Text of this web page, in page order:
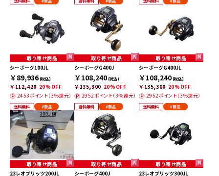
取り寄せ商品
シーボーグ100JL
￥89,936(税込)
￥112,420 20%OFF
2453ポイント（3％還元）
送料無料 #新品
取り寄せ商品
シーボーグG400J
￥108,240(税込)
￥135,300 20%OFF
2952ポイント（3％還元）
送料無料 #新品
取り寄せ商品
シーボーグG400JL
￥108,240(税込)
￥135,300 20%OFF
2952ポイント（3％還元）
送料無料 #新品
取り寄せ商品
23レオブリッツ200JL
取り寄せ商品
シーボーグ400J
取り寄せ商品
23レオブリッツ300JL